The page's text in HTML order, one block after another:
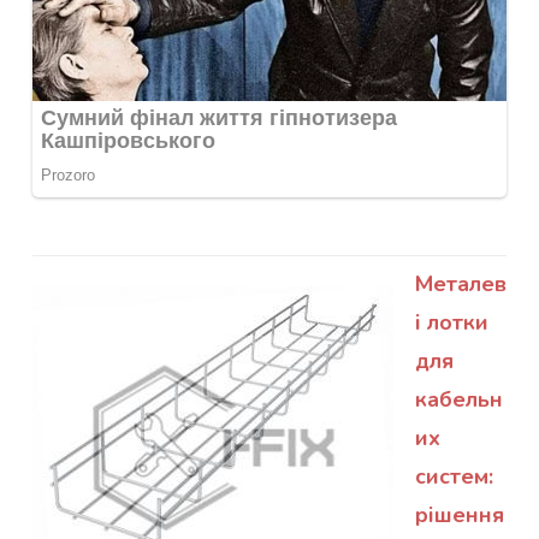
Металев
і лотки
для
кабельн
их
систем:
рішення